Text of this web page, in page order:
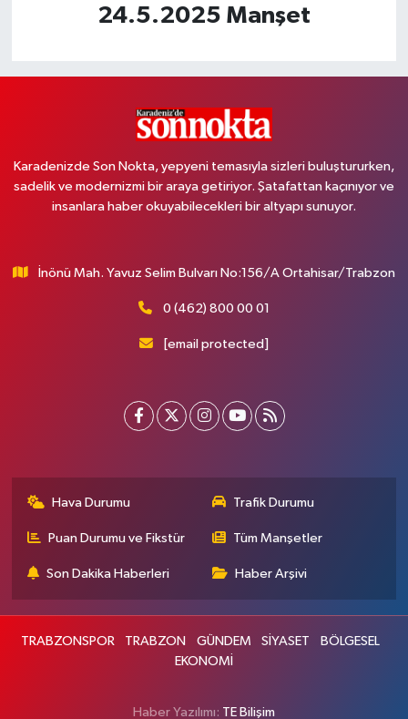
24.5.2025 Manşet
Karadenizde Son Nokta, yepyeni temasıyla sizleri buluştururken,
sadelik ve modernizmi bir araya getiriyor. Şatafattan kaçınıyor ve
insanlara haber okuyabilecekleri bir altyapı sunuyor.
İnönü Mah. Yavuz Selim Bulvarı No:156/A Ortahisar/Trabzon
0 (462) 800 00 01
[email protected]
Hava Durumu Trafik Durumu
Puan Durumu ve Fikstür Tüm Manşetler
Son Dakika Haberleri Haber Arşivi
TRABZONSPOR TRABZON GÜNDEM SİYASET
BÖLGESEL
EKONOMİ
Haber Yazılımı: TE Bilişim